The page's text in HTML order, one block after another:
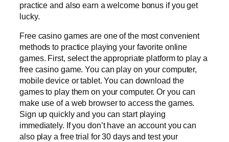
practice and also earn a welcome bonus if you get
lucky.
Free casino games are one of the most convenient
methods to practice playing your favorite online
games. First, select the appropriate platform to play a
free casino game. You can play on your computer,
mobile device or tablet. You can download the
games to play them on your computer. Or you can
make use of a web browser to access the games.
Sign up quickly and you can start playing
immediately. If you don’t have an account you can
also play a free trial for 30 days and test your